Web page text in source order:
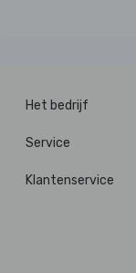
Het bedrijf
Service
Klantenservice